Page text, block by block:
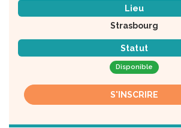
Lieu
Strasbourg
Statut
Disponible
S'INSCRIRE